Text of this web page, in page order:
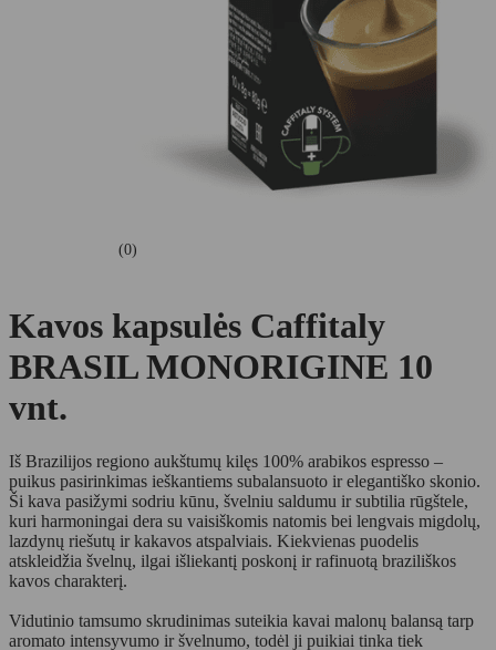
(0)
Kavos kapsulės Caffitaly
BRASIL MONORIGINE 10
vnt.
Iš Brazilijos regiono aukštumų kilęs 100% arabikos espresso –
puikus pasirinkimas ieškantiems subalansuoto ir elegantiško skonio.
Ši kava pasižymi sodriu kūnu, švelniu saldumu ir subtilia rūgštele,
kuri harmoningai dera su vaisiškomis natomis bei lengvais migdolų,
lazdynų riešutų ir kakavos atspalviais. Kiekvienas puodelis
atskleidžia švelnų, ilgai išliekantį poskonį ir rafinuotą braziliškos
kavos charakterį.
Vidutinio tamsumo skrudinimas suteikia kavai malonų balansą tarp
aromato intensyvumo ir švelnumo, todėl ji puikiai tinka tiek